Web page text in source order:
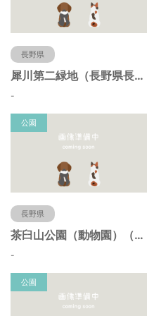
長野県
犀川第二緑地（長野県長野市）
-
公園
長野県
茶臼山公園（動物園）（長野県長野市）
-
公園